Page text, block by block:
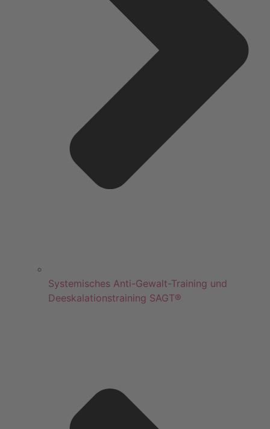
Systemisches Anti-Gewalt-Training und
Deeskalationstraining SAGT®